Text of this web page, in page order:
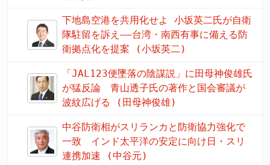
下地島空港を共用化せよ 小坂英二氏が自衛
隊駐留を訴え――台湾・南西有事に備える防
衛拠点化を提案 (小坂英二)
「JAL123便墜落の陰謀説」に田母神俊雄氏
が猛反論 青山透子氏の著作と国会審議が
波紋広げる (田母神俊雄)
中谷防衛相がスリランカと防衛協力強化で
一致 インド太平洋の安定に向け日・スリ
連携加速 (中谷元)